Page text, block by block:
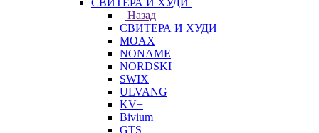
СВИТЕРА И ХУДИ
Назад
СВИТЕРА И ХУДИ
MOAX
NONAME
NORDSKI
SWIX
ULVANG
KV+
Bivium
GTS